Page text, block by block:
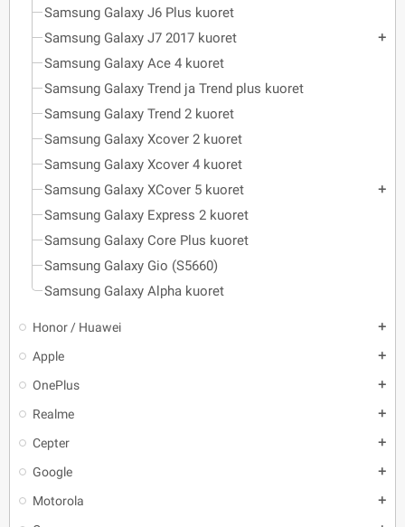
Samsung Galaxy J6 Plus kuoret
Samsung Galaxy J7 2017 kuoret
add
Samsung Galaxy Ace 4 kuoret
Samsung Galaxy Trend ja Trend plus kuoret
Samsung Galaxy Trend 2 kuoret
Samsung Galaxy Xcover 2 kuoret
Samsung Galaxy Xcover 4 kuoret
Samsung Galaxy XCover 5 kuoret
add
Samsung Galaxy Express 2 kuoret
Samsung Galaxy Core Plus kuoret
Samsung Galaxy Gio (S5660)
Samsung Galaxy Alpha kuoret
Honor / Huawei add
Apple add
OnePlus add
Realme add
Cepter add
Google add
Motorola add